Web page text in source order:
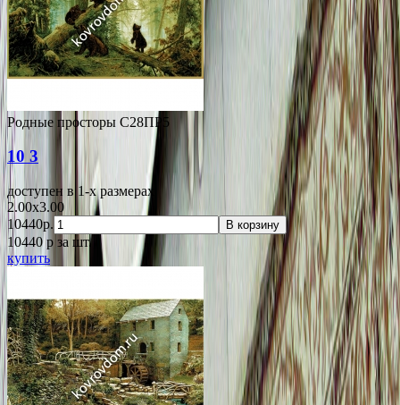
Родные просторы С28ПР5
10 3
доступен в 1-x размерах
2.00x3.00
10440р.
В корзину
10440 p за шт.
купить